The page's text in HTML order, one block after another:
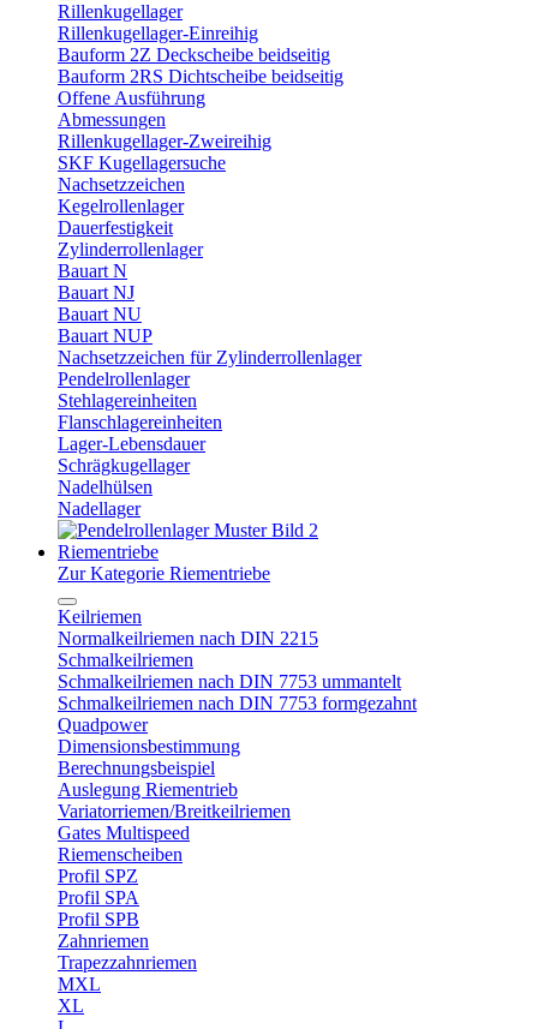
Rillenkugellager
Rillenkugellager-Einreihig
Bauform 2Z Deckscheibe beidseitig
Bauform 2RS Dichtscheibe beidseitig
Offene Ausführung
Abmessungen
Rillenkugellager-Zweireihig
SKF Kugellagersuche
Nachsetzzeichen
Kegelrollenlager
Dauerfestigkeit
Zylinderrollenlager
Bauart N
Bauart NJ
Bauart NU
Bauart NUP
Nachsetzzeichen für Zylinderrollenlager
Pendelrollenlager
Stehlagereinheiten
Flanschlagereinheiten
Lager-Lebensdauer
Schrägkugellager
Nadelhülsen
Nadellager
Riementriebe
Zur Kategorie Riementriebe
Keilriemen
Normalkeilriemen nach DIN 2215
Schmalkeilriemen
Schmalkeilriemen nach DIN 7753 ummantelt
Schmalkeilriemen nach DIN 7753 formgezahnt
Quadpower
Dimensionsbestimmung
Berechnungsbeispiel
Auslegung Riementrieb
Variatorriemen/Breitkeilriemen
Gates Multispeed
Riemenscheiben
Profil SPZ
Profil SPA
Profil SPB
Zahnriemen
Trapezzahnriemen
MXL
XL